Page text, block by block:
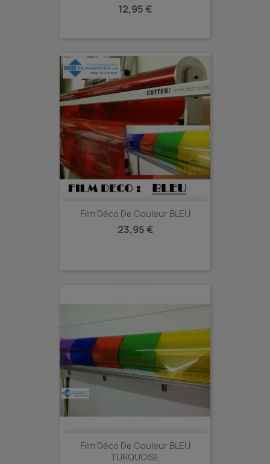
Prix
12,95 €
Film Déco De Couleur BLEU
Prix
23,95 €
Film Déco De Couleur BLEU
TURQUOISE